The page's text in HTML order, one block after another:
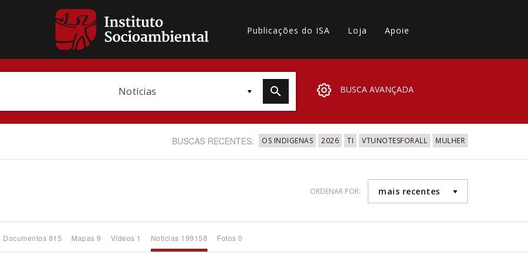
Publicações do ISA Loja Apoie
Notícias BUSCA AVANÇADA
BUSCAS RECENTES: OS INDIGENAS 2026 TI VTUNOTESFORALL MULHER
ORDENAR POR: mais recentes
Documentos 815 Mapas 9 Vídeos 1 Notícias 199158 Fotos 0